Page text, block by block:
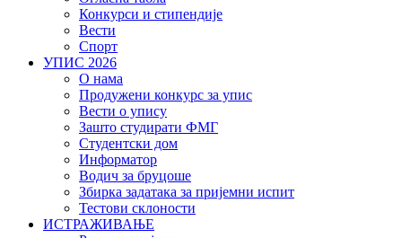
Конкурси и стипендије
Вести
Спорт
УПИС 2026
О нама
Продужени конкурс за упис
Вести о упису
Зашто студирати ФМГ
Студентски дом
Информатор
Водич за бруцоше
Збиркa задатака за пријемни испит
Тестови склоности
ИСТРАЖИВАЊЕ